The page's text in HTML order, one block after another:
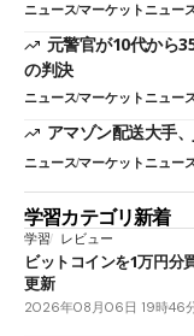
ニュースマーケットニュー
元警官が10代から
の判決
ニュースマーケットニュー
アマゾン配送大手
ニュースマーケットニュー
学習カテゴリ新着
学習 レビュー
ビットコインを1万円分
更新
2026年08月06日 19時46